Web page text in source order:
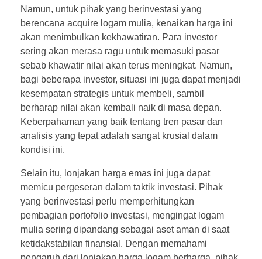
Namun, untuk pihak yang berinvestasi yang
berencana acquire logam mulia, kenaikan harga ini
akan menimbulkan kekhawatiran. Para investor
sering akan merasa ragu untuk memasuki pasar
sebab khawatir nilai akan terus meningkat. Namun,
bagi beberapa investor, situasi ini juga dapat menjadi
kesempatan strategis untuk membeli, sambil
berharap nilai akan kembali naik di masa depan.
Keberpahaman yang baik tentang tren pasar dan
analisis yang tepat adalah sangat krusial dalam
kondisi ini.
Selain itu, lonjakan harga emas ini juga dapat
memicu pergeseran dalam taktik investasi. Pihak
yang berinvestasi perlu memperhitungkan
pembagian portofolio investasi, mengingat logam
mulia sering dipandang sebagai aset aman di saat
ketidakstabilan finansial. Dengan memahami